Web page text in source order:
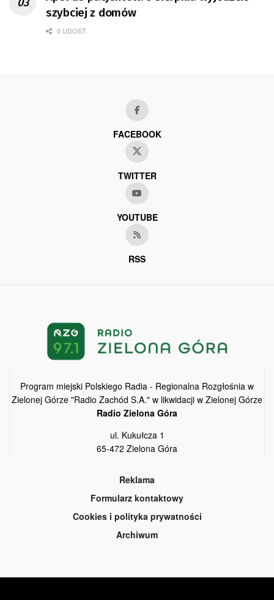
szybciej z domów
0 UDOST.
FACEBOOK
TWITTER
YOUTUBE
RSS
Program miejski Polskiego Radia - Regionalna Rozgłośnia w
Zielonej Górze "Radio Zachód S.A." w likwidacji w Zielonej Górze
Radio Zielona Góra
ul. Kukułcza 1
65-472 Zielona Góra
Reklama
Formularz kontaktowy
Cookies i polityka prywatności
Archiwum